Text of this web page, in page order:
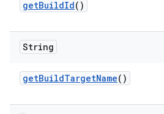
getBuildId()
String
getBuildTargetName()